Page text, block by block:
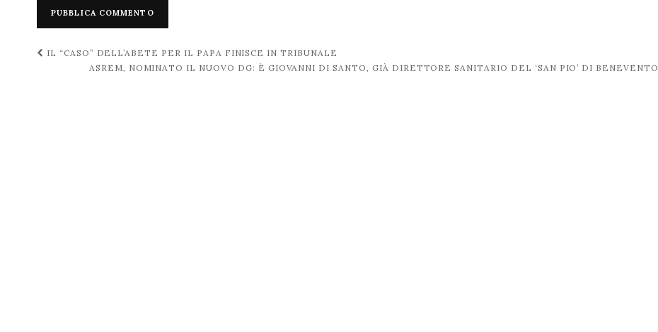
Navigazione
IL “CASO” DELL’ABETE PER IL PAPA FINISCE IN TRIBUNALE
ASREM, NOMINATO IL NUOVO DG: È GIOVANNI DI SANTO, GIÀ DIRETTORE SANITARIO DEL ‘SAN PIO’ DI BENEVENTO